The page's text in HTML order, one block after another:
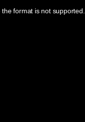
format is not supported.